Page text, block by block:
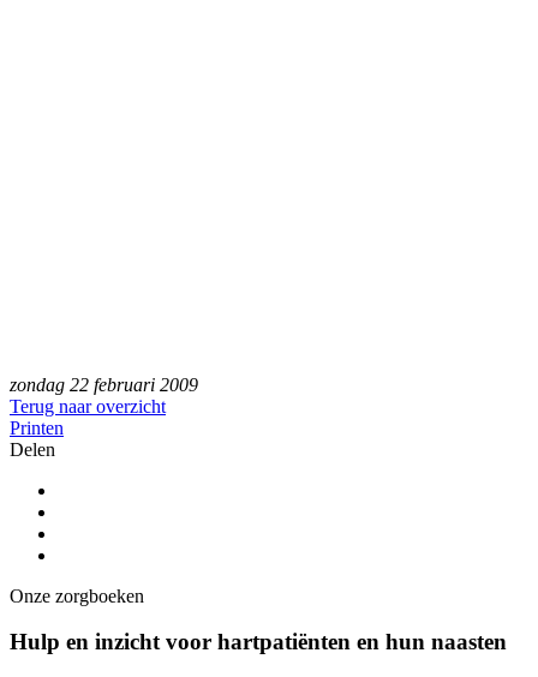
zondag 22 februari 2009
Terug naar overzicht
Printen
Delen
Onze zorgboeken
Hulp en inzicht voor hartpatiënten en hun naasten